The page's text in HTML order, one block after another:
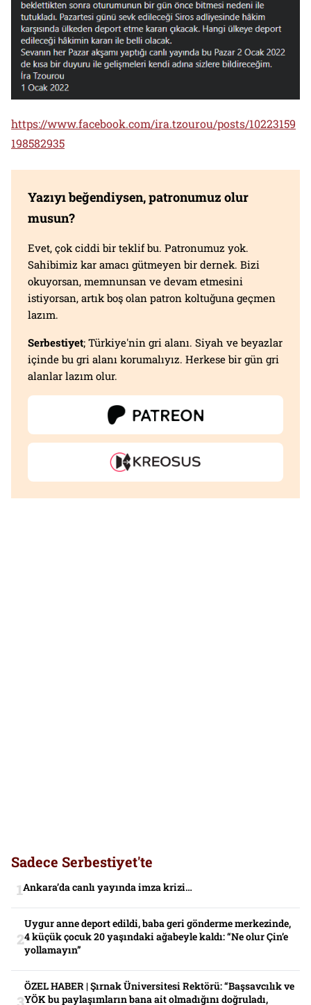
https://www.facebook.com/ira.tzourou/posts/10223159
198582935
Yazıyı beğendiysen, patronumuz olur
musun?
Evet, çok ciddi bir teklif bu. Patronumuz yok.
Sahibimiz kar amacı gütmeyen bir dernek. Bizi
okuyorsan, memnunsan ve devam etmesini
istiyorsan, artık boş olan patron koltuğuna geçmen
lazım.
Serbestiyet; Türkiye'nin gri alanı. Siyah ve beyazlar
içinde bu gri alanı korumalıyız. Herkese bir gün gri
alanlar lazım olur.
Sadece Serbestiyet'te
Ankara’da canlı yayında imza krizi…
Uygur anne deport edildi, baba geri gönderme merkezinde,
4 küçük çocuk 20 yaşındaki ağabeyle kaldı: “Ne olur Çin’e
yollamayın”
ÖZEL HABER | Şırnak Üniversitesi Rektörü: “Başsavcılık ve
YÖK bu paylaşımların bana ait olmadığını doğruladı,